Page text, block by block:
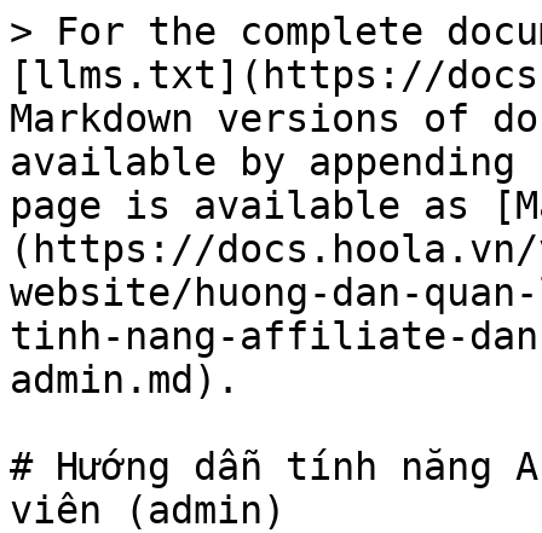
> For the complete
[llms.txt](https://
Markdown versions of
available by
page is available as
(https://
website/huong-dan-
tinh-nang-affiliate-
admin.md).
# Hướng dẫn tính
viên (admin)